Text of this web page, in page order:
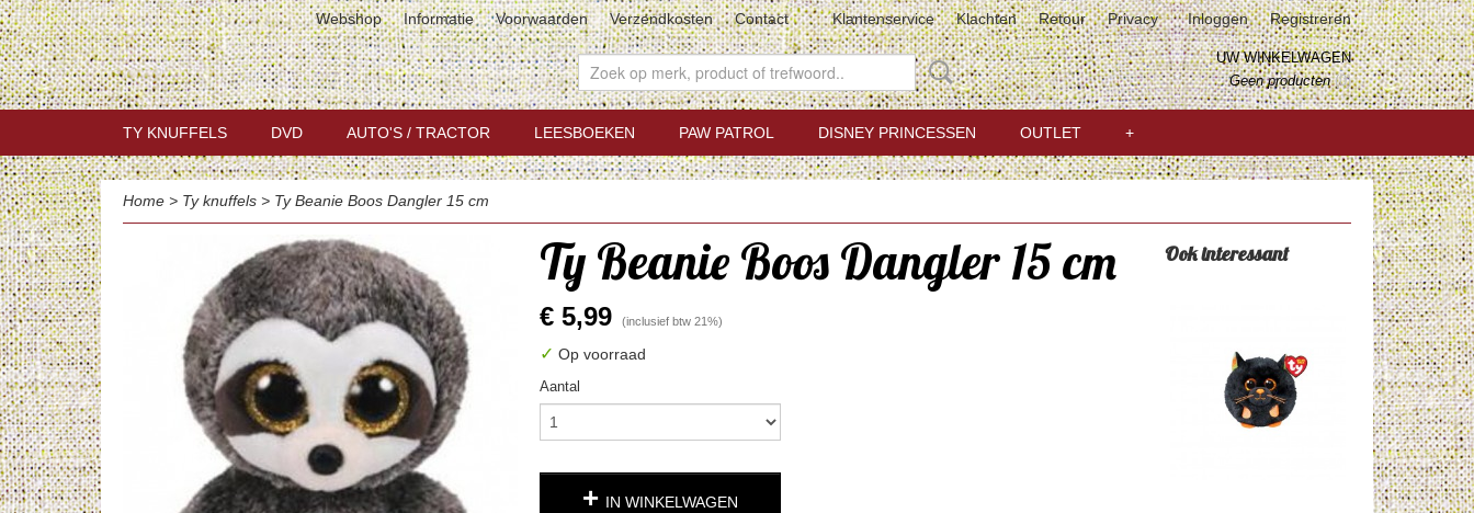
Webshop Informatie Voorwaarden Verzendkosten Contact Klantenservice Klachten Retour Privacy Inloggen Registreren
UW WINKELWAGEN
Geen producten(0)
TY KNUFFELS DVD AUTO'S / TRACTOR LEESBOEKEN PAW PATROL DISNEY PRINCESSEN OUTLET +
Home > Ty knuffels > Ty Beanie Boos Dangler 15 cm
Ty Beanie Boos Dangler 15 cm
€ 5,99 (inclusief btw 21%)
✓ Op voorraad
Aantal
IN WINKELWAGEN
Ook interessant